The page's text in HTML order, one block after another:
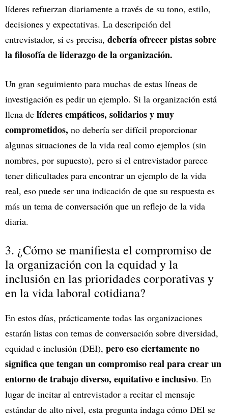
líderes refuerzan diariamente a través de su tono, estilo,
decisiones y expectativas. La descripción del
entrevistador, si es precisa, debería ofrecer pistas sobre
la filosofía de liderazgo de la organización.
Un gran seguimiento para muchas de estas líneas de
investigación es pedir un ejemplo. Si la organización está
llena de líderes empáticos, solidarios y muy
comprometidos, no debería ser difícil proporcionar
algunas situaciones de la vida real como ejemplos (sin
nombres, por supuesto), pero si el entrevistador parece
tener dificultades para encontrar un ejemplo de la vida
real, eso puede ser una indicación de que su respuesta es
más un tema de conversación que un reflejo de la vida
diaria.
3. ¿Cómo se manifiesta el compromiso de
la organización con la equidad y la
inclusión en las prioridades corporativas y
en la vida laboral cotidiana?
En estos días, prácticamente todas las organizaciones
estarán listas con temas de conversación sobre diversidad,
equidad e inclusión (DEI), pero eso ciertamente no
significa que tengan un compromiso real para crear un
entorno de trabajo diverso, equitativo e inclusivo. En
lugar de incitar al entrevistador a recitar el mensaje
estándar de alto nivel, esta pregunta indaga cómo DEI se